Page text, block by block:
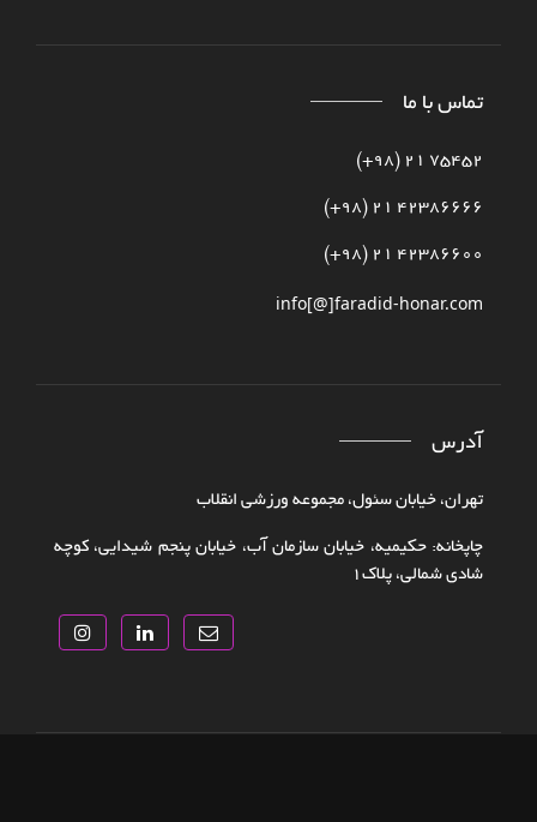
تماس با ما
75452 21 (98+)
42386666 21 (98+)
42386600 21 (98+)
info[@]faradid-honar.com
آدرس
تهران، خیابان سئول، مجموعه ورزشی انقلاب
چاپخانه: حکیمیه، خیابان سازمان آب، خیابان پنجم شیدایی، کوچه
شادی شمالی، پلاک‌۱